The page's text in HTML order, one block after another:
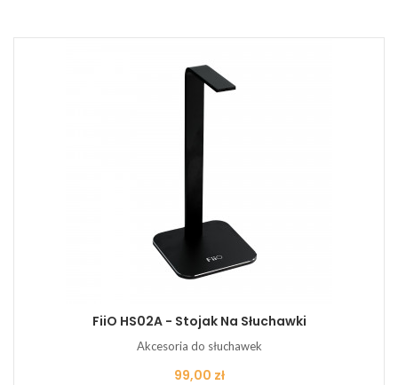
FiiO HS02A - Stojak Na Słuchawki
Akcesoria do słuchawek
Cena
99,00 zł